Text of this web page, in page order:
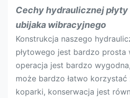
Wysokość mm
Szerokość mm
Odpowiednia
koparka
Tona
Cechy hydraulicznej
ubijaka wibracyjnego
Konstrukcja naszego
płytowego jest bardzo prosta
operacja jest bardzo
może bardzo łatwo korzystać
koparki, konserwacja jest